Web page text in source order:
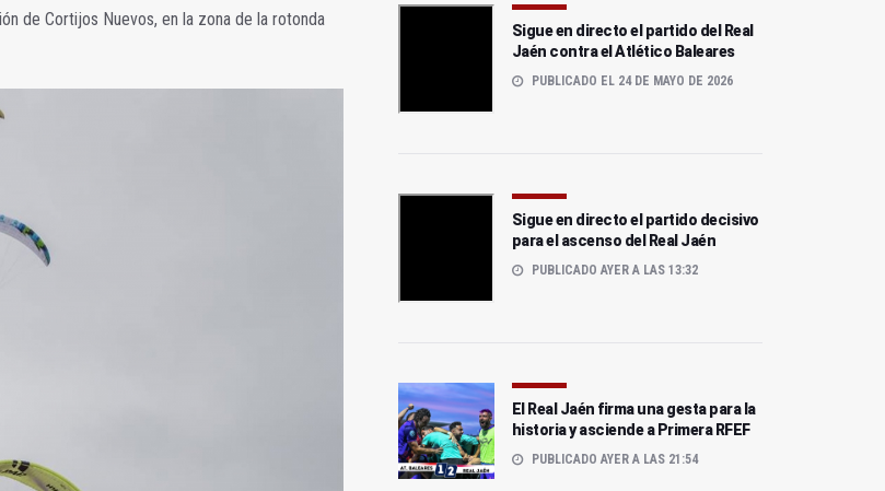
de Cortijos Nuevos, en la zona de la rotonda
Sigue en directo el partido del Real
Jaén contra el Atlético Baleares
PUBLICADO EL 24 DE MAYO DE 2026
Sigue en directo el partido decisivo
para el ascenso del Real Jaén
PUBLICADO AYER A LAS 13:32
El Real Jaén firma una gesta para la
historia y asciende a Primera RFEF
PUBLICADO AYER A LAS 21:54